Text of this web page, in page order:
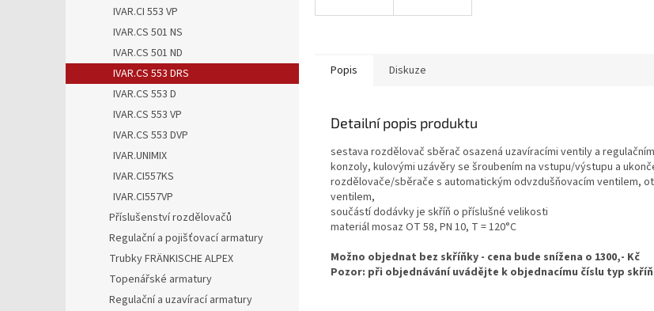
IVAR.CI 553 VP
IVAR.CS 501 NS
IVAR.CS 501 ND
IVAR.CS 553 DRS
IVAR.CS 553 D
IVAR.CS 553 VP
IVAR.CS 553 DVP
IVAR.UNIMIX
IVAR.CI557KS
IVAR.CI557VP
Příslušenství rozdělovačů
Regulační a pojišťovací armatury
Trubky FRÄNKISCHE ALPEX
Topenářské armatury
Regulační a uzavírací armatury
Popis Diskuze
Detailní popis produktu
sestava rozdělovač sběrač osazená uzavíracími ventily a
konzoly, kulovými uzávěry se šroubením na vstupu/výstupu a
rozdělovače/sběrače s automatickým odvzdušňovacím ventilem,
ventilem,
součástí dodávky je skříň o příslušné velikosti
materiál mosaz OT 58, PN 10, T = 120°C
Možno objednat bez skříňky - cena bude snížena o 1300,- Kč
Pozor: při objednávání uvádějte k objednacímu číslu typ